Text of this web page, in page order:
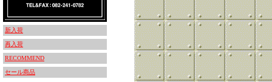
新入荷
再入荷
RECOMMEND
セール商品